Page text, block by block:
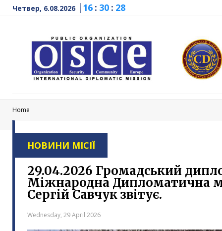
Четвер, 6.08.2026 16 : 30 : 28
Home
НОВИНИ МІСІЇ
29.04.2026 Громадський
Міжнародна Дипломатична
Сергій Савчук звітує.
Wednesday, 29 April 2026